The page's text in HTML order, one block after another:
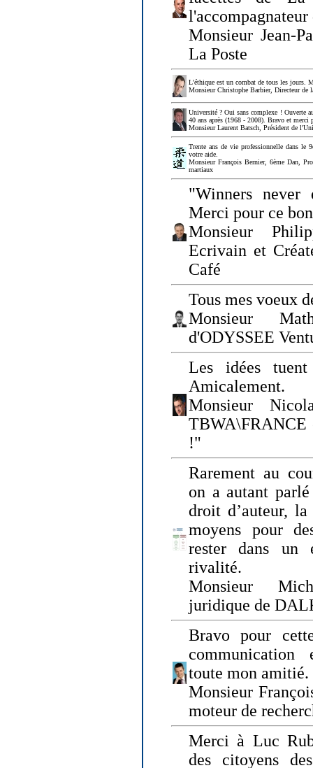
Monsieur Jean-
La Poste
L'éthique est un combat de tous les jours.
Monsieur Christophe Barbier, Directeur de
Université ? Oui sans complexe ! Ouverte
40 ans après (1968 - 2008). Bravo et merci
Monsieur Laurent Batsch, Président de
Trente ans de vie professionnelle dans le
votre aide.
Monsieur François Bernier, 6ème Dan,
martiaux
"Winners
Merci pour ce
Monsieur
Ecrivain et
Café
Tous mes voeux
Monsieur
d'ODYSSEE
Les idées
Amicalement.
Monsieur
TBWA\FRANCE
!"
Rarement au
on a autant
droit d’auteur,
moyens pour
rester dans un
rivalité.
Monsieur
juridique de
Bravo pour
communication
toute mon amitié.
Monsieur
moteur de
Merci à Luc
des citoyens